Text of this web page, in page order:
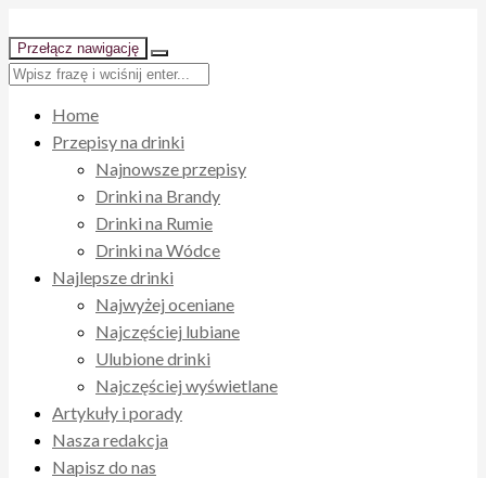
Przełącz nawigację
Home
Przepisy na drinki
Najnowsze przepisy
Drinki na Brandy
Drinki na Rumie
Drinki na Wódce
Najlepsze drinki
Najwyżej oceniane
Najczęściej lubiane
Ulubione drinki
Najczęściej wyświetlane
Artykuły i porady
Nasza redakcja
Napisz do nas